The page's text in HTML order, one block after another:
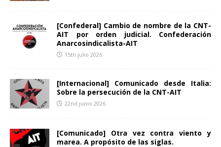
[Confederal] Cambio de nombre de la CNT-
AIT por orden judicial. Confederación
Anarcosindicalista-AIT
15th julio 2026
[Internacional] Comunicado desde Italia:
Sobre la persecución de la CNT-AIT
22nd junio 2026
[Comunicado] Otra vez contra viento y
marea. A propósito de las siglas.